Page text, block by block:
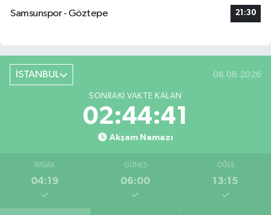
Samsunspor - Göztepe
21:30
İSTANBUL 08.08.2026
SONRAKI VAKTE KALAN
02:44:40
Akşam Namazı
İMSAK
04:19
GÜNEŞ
06:00
ÖĞLE
13:15